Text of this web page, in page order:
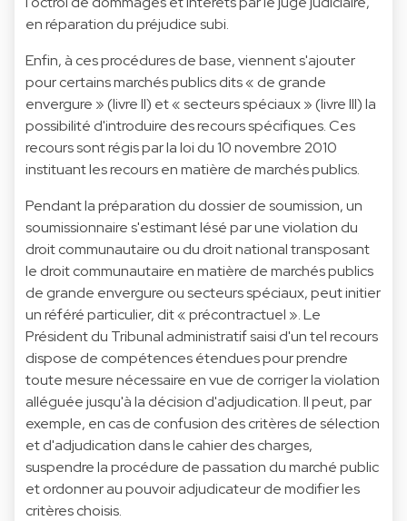
en réparation du préjudice subi.
Enfin, à ces procédures de base, viennent s'ajouter
pour certains marchés publics dits « de grande
envergure » (livre II) et « secteurs spéciaux » (livre III) la
possibilité d'introduire des recours spécifiques. Ces
recours sont régis par laloi du 10 novembre 2010
instituant les recours en matière de marchés publics.
Pendant la préparation du dossier de soumission, un
soumissionnaire s'estimant lésé par une violation du
droit communautaire ou du droit national transposant
le droit communautaire en matière de marchés publics
de grande envergure ou secteurs spéciaux, peut initier
un référé particulier, dit « précontractuel ». Le
Président du Tribunal administratif saisi d'un tel recours
dispose de compétences étendues pour prendre
toute mesure nécessaire en vue de corriger la violation
alléguée jusqu'à la décision d'adjudication. Il peut, par
exemple, en cas de confusion des critères de sélection
et d'adjudication dans le cahier des charges,
suspendre la procédure de passation du marché public
et ordonner au pouvoir adjudicateur de modifier les
critères choisis.